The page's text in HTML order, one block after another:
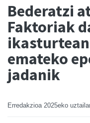
Bederatzi
Faktoriak
emateko
jadanik
Erredakzioa 2025eko